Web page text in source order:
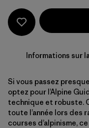
Informations sur
Si vous passez
optez pour l’Alpine
technique et robuste.
toute l’année lors des
courses d’alpinisme,